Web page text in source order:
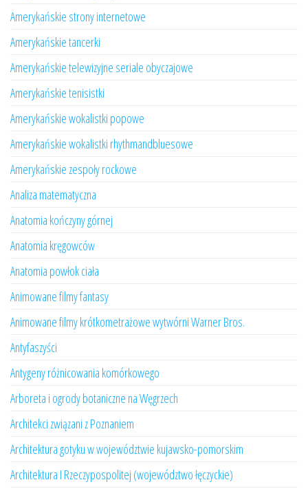
Amerykańskie strony internetowe
Amerykańskie tancerki
Amerykańskie telewizyjne seriale obyczajowe
Amerykańskie tenisistki
Amerykańskie wokalistki popowe
Amerykańskie wokalistki rhythmandbluesowe
Amerykańskie zespoły rockowe
Analiza matematyczna
Anatomia kończyny górnej
Anatomia kręgowców
Anatomia powłok ciała
Animowane filmy fantasy
Animowane filmy krótkometrażowe wytwórni Warner Bros.
Antyfaszyści
Antygeny różnicowania komórkowego
Arboreta i ogrody botaniczne na Węgrzech
Architekci związani z Poznaniem
Architektura gotyku w województwie kujawsko-pomorskim
Architektura I Rzeczypospolitej (województwo łęczyckie)